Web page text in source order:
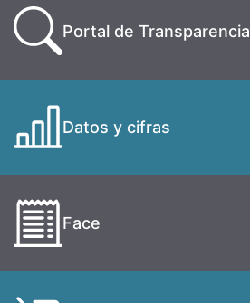
Portal de Transparencia
Datos y cifras
Face